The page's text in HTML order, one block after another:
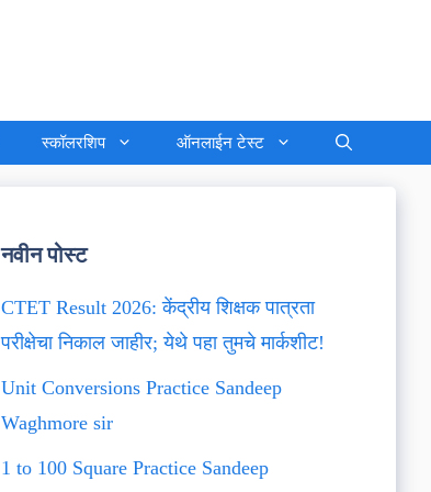
स्कॉलरशिप ऑनलाईन टेस्ट
नवीन पोस्ट
CTET Result 2026: केंद्रीय शिक्षक पात्रता
परीक्षेचा निकाल जाहीर; येथे पहा तुमचे मार्कशीट!
Unit Conversions Practice Sandeep
Waghmore sir
1 to 100 Square Practice Sandeep